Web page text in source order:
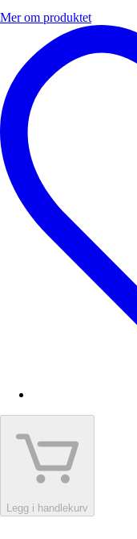
Mer om produktet
Legg i handlekurv